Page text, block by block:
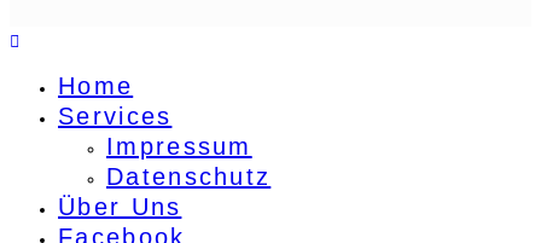
Home
Services
Impressum
Datenschutz
Über Uns
Facebook